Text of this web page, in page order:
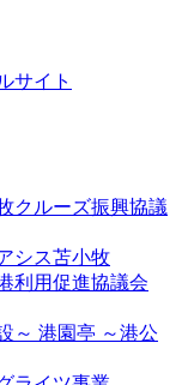
サイト
クルーズ振興協議
シス苫小牧
利用促進協議会
港園亭 ～港公